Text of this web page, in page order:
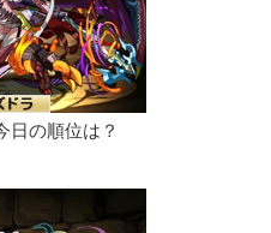
日の順位は？